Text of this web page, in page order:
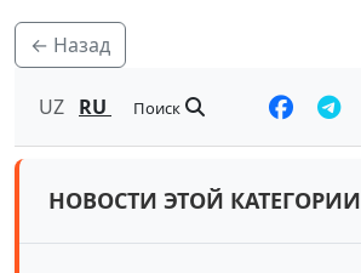
← Назад
UZ RU Поиск
НОВОСТИ ЭТОЙ КАТЕГОРИИ